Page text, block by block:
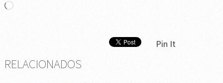
Cargando...
Pin It
RELACIONADOS